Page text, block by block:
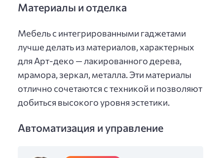
Материалы и отделка
Мебель с интегрированными гаджетами
лучше делать из материалов, характерных
для Арт-деко — лакированного дерева,
мрамора, зеркал, металла. Эти материалы
отлично сочетаются с техникой и позволяют
добиться высокого уровня эстетики.
Автоматизация и управление